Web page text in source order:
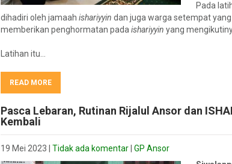
Pada
dihadiri oleh jamaah ishariyyin dan juga warga setempat
memberikan penghormatan pada ishariyyin yang
Latihan itu…
READ MORE
Pasca Lebaran, Rutinan Rijalul Ansor dan
Kembali
19 Mei 2023 Tidak ada komentar GP Ansor